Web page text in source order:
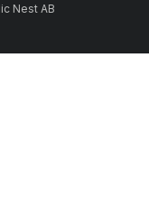
Nest AB